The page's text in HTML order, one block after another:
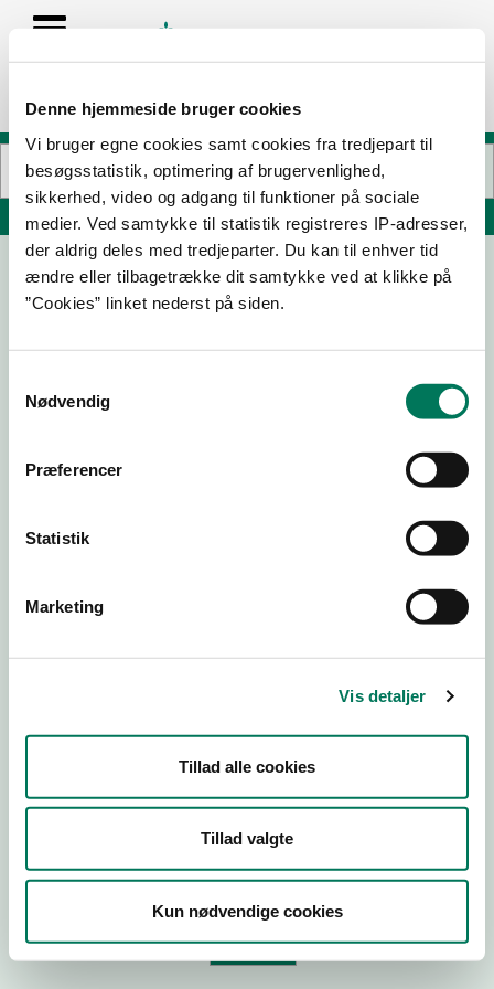
Denne hjemmeside bruger cookies
Vi bruger egne cookies samt cookies fra tredjepart til
besøgsstatistik, optimering af brugervenlighed,
sikkerhed, video og adgang til funktioner på sociale
medier. Ved samtykke til statistik registreres IP-adresser,
der aldrig deles med tredjeparter. Du kan til enhver tid
ændre eller tilbagetrække dit samtykke ved at klikke på
”Cookies” linket nederst på siden.
Nødvendig
Præferencer
Statistik
Marketing
Vis detaljer
Tillad alle cookies
Tillad valgte
Kun nødvendige cookies
Søg på adresse, postnummer, by, firmanavn
Virksomhedstype
ID-nummer
P-nr
Tilføj smiley til dit website
Kopier link til at indsætte på virksomhedens hjemmeside